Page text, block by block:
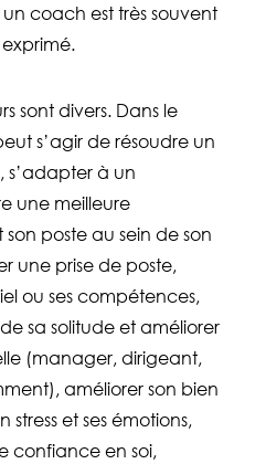
coach est très souvent
sont divers. Dans le
s’agir de résoudre un
s’adapter à un
une meilleure
poste au sein de son
une prise de poste,
ou ses compétences,
sa solitude et améliorer
(manager, dirigeant,
améliorer son bien
et ses émotions,
confiance en soi,